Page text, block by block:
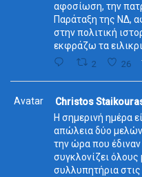
αφοσίωση, την
Παράταξη της ΝΔ,
στην πολιτική
εκφράζω τα
2 26
Avatar Christos
Η σημερινή ημέρα
απώλεια δύο
την ώρα που
συγκλονίζει
συλλυπητήρια στις